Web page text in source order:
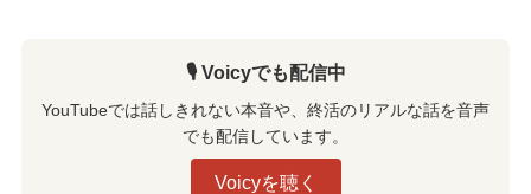
🎙️ Voicyでも配信中
YouTubeでは話しきれない本音や、終活のリアルな話を音声
でも配信しています。
Voicyを聴く